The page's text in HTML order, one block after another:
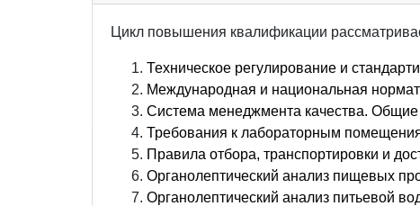
Цикл повышения квалификации
Техническое регулирование и
Международная и национальная
Система менеджмента качества. Общие
Требования к лабораторным
Правила отбора, транспортировки и
Органолептический анализ пищевых
Органолептический анализ питьевой